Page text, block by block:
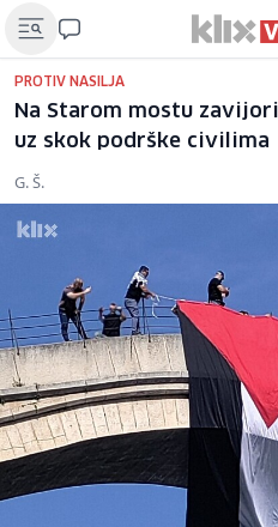
PROTIV NASILJA
Na Starom mostu
uz skok podrške civilima
G. Š.